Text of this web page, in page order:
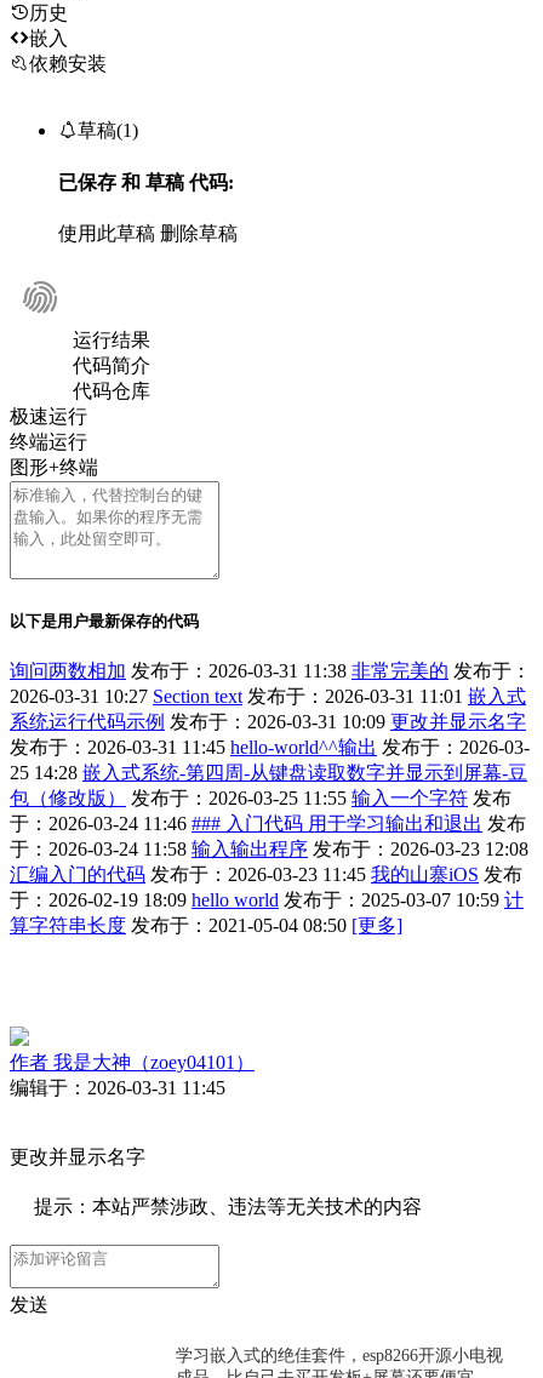
历史
嵌入
依赖安装
草稿(1)
已保存 和 草稿代码:
使用此草稿 删除草稿
运行结果
代码简介
代码仓库
极速运行
终端运行
图形+终端
以下是用户最新保存的代码
询问两数相加 发布于：2026-03-31 11:38 非常完美的 发布于：
2026-03-31 10:27 Section text 发布于：2026-03-31 11:01 嵌入式
系统运行代码示例 发布于：2026-03-31 10:09 更改并显示名字
发布于：2026-03-31 11:45 hello-world^^输出 发布于：2026-03-
25 14:28 嵌入式系统-第四周-从键盘读取数字并显示到屏幕-豆
包（修改版）
发布于：2026-03-25 11:55 输入一个字符 发布
于：2026-03-24 11:46 ### 入门代码 用于学习输出和退出 发布
于：2026-03-24 11:58 输入输出程序 发布于：2026-03-23 12:08
汇编入门的代码 发布于：2026-03-23 11:45 我的山寨iOS 发布
于：2026-02-19 18:09 hello world 发布于：2025-03-07 10:59 计
算字符串长度 发布于：2021-05-04 08:50 [更多]
作者 我是大神（zoey04101）
编辑于：2026-03-31 11:45
更改并显示名字
提示：本站严禁涉政、违法等无关技术的内容
发送
学习嵌入式的绝佳套件，esp8266开源小电视